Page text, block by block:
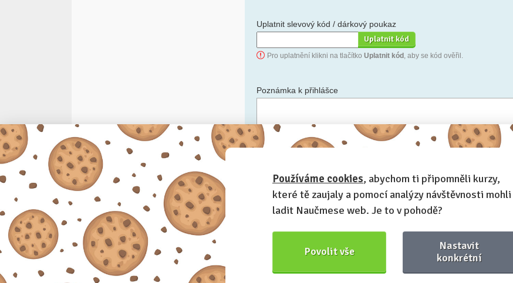
Uplatnit slevový kód / dárkový poukaz
Pro uplatnění klikni na tlačítko Uplatnit kód , aby se kód ověřil.
Poznámka k přihlášce
Anonymní profil– odesláním přihlášky se automaticky vytvoří tvůj
profil na Naučmese. Zatrhni tuto volbu a profil bude skrytý.
Chci dostávat Naučmese newsletter
Používáme cookies, abychom ti připomněli kurzy,
které tě zaujaly a pomocí analýzy návštěvnosti mohli
ladit Naučmese web. Je to v pohodě?
Povolit vše
Nastavit
konkrétní